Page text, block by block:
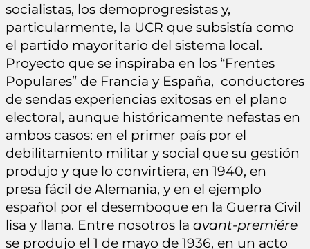
socialistas, los demoprogresistas y,
particularmente, la UCR que subsistía como
el partido mayoritario del sistema local.
Proyecto que se inspiraba en los “Frentes
Populares” de Francia y España, conductores
de sendas experiencias exitosas en el plano
electoral, aunque históricamente nefastas en
ambos casos: en el primer país por el
debilitamiento militar y social que su gestión
produjo y que lo convirtiera, en 1940, en
presa fácil de Alemania, y en el ejemplo
español por el desemboque en la Guerra Civil
lisa y llana. Entre nosotros la avant-premiére
se produjo el 1 de mayo de 1936, en un acto